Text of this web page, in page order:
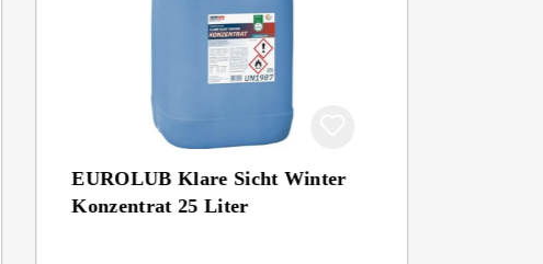
EUROLUB Klare Sicht Winter
Konzentrat 25 Liter